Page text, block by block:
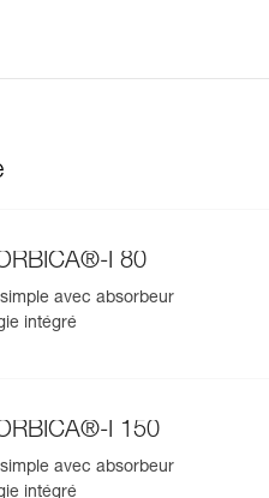
I 80
avec absorbeur
intégré
I 150
avec absorbeur
intégré